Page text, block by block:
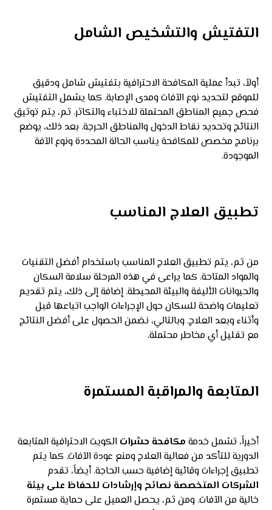
التفتيش والتشخيص الشامل
أولاً، تبدأ عملية المكافحة الاحترافية بتفتيش شامل ودقيق
للموقع لتحديد نوع الآفات ومدى الإصابة. كما يشمل التفتيش
فحص جميع المناطق المحتملة للاختباء والتكاثر. ثم، يتم توثيق
النتائج وتحديد نقاط الدخول والمناطق الحرجة. بعد ذلك، يوضع
برنامج مخصص للمكافحة يناسب الحالة المحددة ونوع الآفة
الموجودة.
تطبيق العلاج المناسب
من ثم، يتم تطبيق العلاج المناسب باستخدام أفضل التقنيات
والمواد المتاحة. كما يراعى في هذه المرحلة سلامة السكان
والحيوانات الأليفة والبيئة المحيطة. إضافة إلى ذلك، يتم تقديم
تعليمات واضحة للسكان حول الإجراءات الواجب اتباعها قبل
وأثناء وبعد العلاج. وبالتالي، نضمن الحصول على أفضل النتائج
مع تقليل أي مخاطر محتملة.
المتابعة والمراقبة المستمرة
أخيراً، تشمل خدمة مكافحة حشرات الكويت الاحترافية المتابعة
الدورية للتأكد من فعالية العلاج ومنع عودة الآفات. كما يتم
تطبيق إجراءات وقائية إضافية حسب الحاجة. أيضاً، تقدم
الشركات المتخصصة نصائح وإرشادات للحفاظ على بيئة
خالية من الآفات. ومن ثم، يحصل العميل على حماية مستمرة